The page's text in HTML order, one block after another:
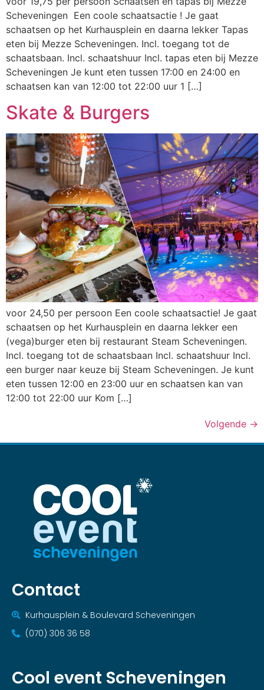
Scheveningen Een coole schaatsactie ! Je gaat
schaatsen op het Kurhausplein en daarna lekker Tapas
eten bij Mezze Scheveningen. Incl. toegang tot de
schaatsbaan. Incl. schaatshuur Incl. tapas eten bij Mezze
Scheveningen Je kunt eten tussen 17:00 en 24:00 en
schaatsen kan van 12:00 tot 22:00 uur 1 […]
Skate & Burgers​
voor 24,50 per persoon Een coole schaatsactie! Je gaat
schaatsen op het Kurhausplein en daarna lekker een
(vega)burger eten bij restaurant Steam Scheveningen.
Incl. toegang tot de schaatsbaan Incl. schaatshuur Incl.
een burger naar keuze bij Steam Scheveningen. Je kunt
eten tussen 12:00 en 23:00 uur en schaatsen kan van
12:00 tot 22:00 uur Kom […]
Volgende →
Contact
Kurhausplein & Boulevard Scheveningen
(070) 306 36 58
Cool event Scheveningen